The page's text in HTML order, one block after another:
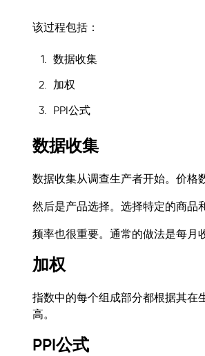
该过程包括：
数据收集
加权
PPI公式
数据收集
数据收集从调查生产者开始。价格
然后是产品选择。选择特定的商品
频率也很重要。通常的做法是每月
加权
指数中的每个组成部分都根据其在
高。
PPI公式